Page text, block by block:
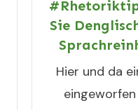
Sie
Hier und da